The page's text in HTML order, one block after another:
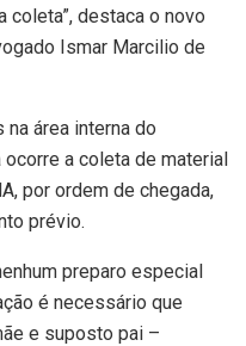
coleta”, destaca o novo
Ismar Marcilio de
área interna do
a coleta de material
por ordem de chegada,
prévio.
preparo especial
é necessário que
e suposto pai –